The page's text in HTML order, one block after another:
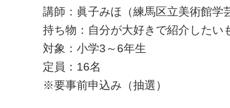
講師：眞子みほ（練馬区立美術館学
持ち物：自分が大好きで紹介したい
対象：小学3～6年生
定員：16名
※要事前申込み（抽選）